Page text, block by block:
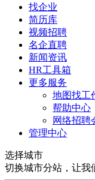
找企业
简历库
视频招聘
名企直聘
新闻资讯
HR工具箱
更多服务
地图找工
帮助中心
网络招聘
管理中心
选择城市
切换城市分站，让我